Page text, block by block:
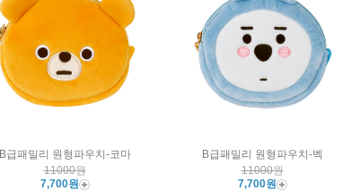
B급패밀리 원형파우치-코마
11000원
7,700원
B급패밀리 원형파우치-벡
11000원
7,700원